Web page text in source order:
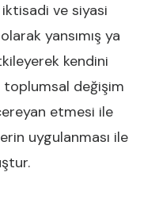
ve siyasi
yansımış ya
kendini
değişim
etmesi ile
uygulanması ile